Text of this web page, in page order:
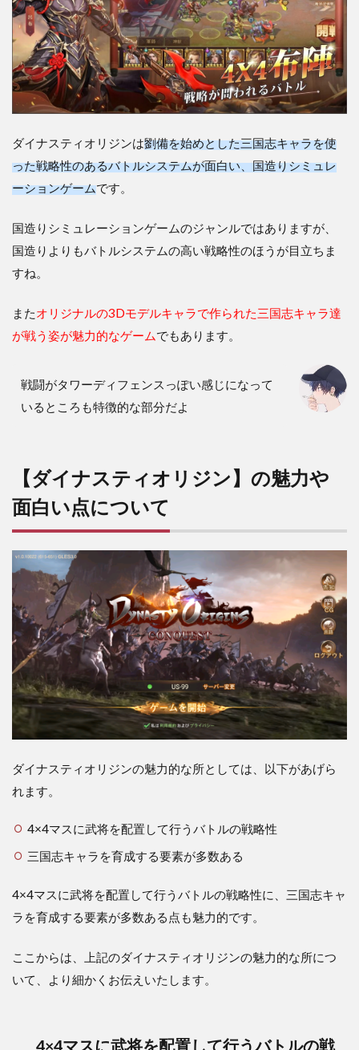
2
【ダ
イナ
ステ
ィオ
リジ
ン】
の魅
面白
い点
いて
4×4
マス
して
行う
バト
性
2.2
を育
る要
ある
3
【ダ
イナ
ステ
ィオ
リジ
ン】
序盤
攻略
ツに
て
4
イナ
ィオ
ン】
の課
金に
5
ィオ
ダイナスティオリジンは劉備を始めとした三国志キャラを使
った戦略性のあるバトルシステムが面白い、国造りシミュレ
ーションゲームです。
国造りシミュレーションゲームのジャンルではありますが、
国造りよりもバトルシステムの高い戦略性のほうが目立ちま
すね。
またオリジナルの3Dモデルキャラで作られた三国志キャラ達
が戦う姿が魅力的なゲームでもあります。
戦闘がタワーディフェンスっぽい感じになって
いるところも特徴的な部分だよ
【ダイナスティオリジン】の魅力や
面白い点について
ダイナスティオリジンの魅力的な所としては、以下があげら
れます。
4×4マスに武将を配置して行うバトルの戦略性
三国志キャラを育成する要素が多数ある
4×4マスに武将を配置して行うバトルの戦略性に、三国志キャ
ラを育成する要素が多数ある点も魅力的です。
ここからは、上記のダイナスティオリジンの魅力的な所につ
いて、より細かくお伝えいたします。
4×4マスに武将を配置して行うバトルの戦